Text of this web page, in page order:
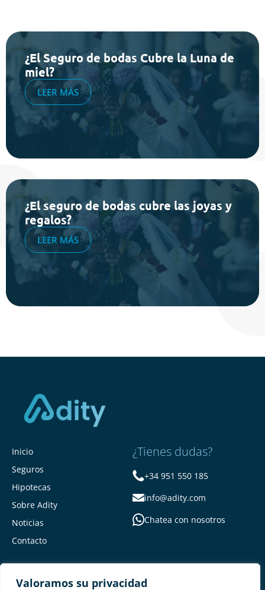
Valoramos su privacidad
¿El Seguro de bodas Cubre la Luna de
miel?
LEER MÁS
¿El seguro de bodas cubre las joyas y
regalos?
LEER MÁS
Inicio
Seguros
Hipotecas
Sobre Adity
Noticias
Contacto
¿Tienes dudas?
+34 951 550 185
info@adity.com
Chatea con nosotros